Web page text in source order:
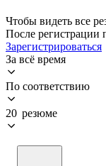
Чтобы видеть все
После регистрации
Зарегистрироваться
За всё время
По соответствию
20 резюме